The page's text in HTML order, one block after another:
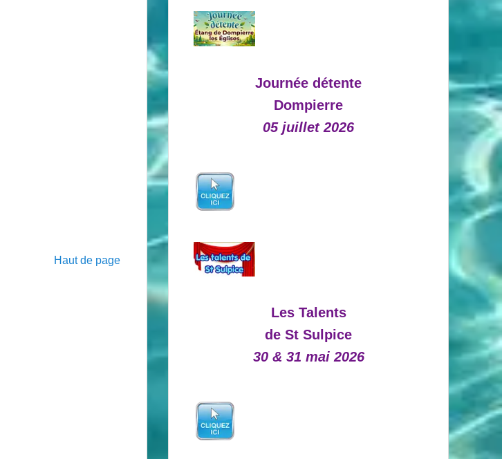
Haut de page
Journée détente
Dompierre
05 juillet 2026
Les Talents
de St Sulpice
30 & 31 mai 2026